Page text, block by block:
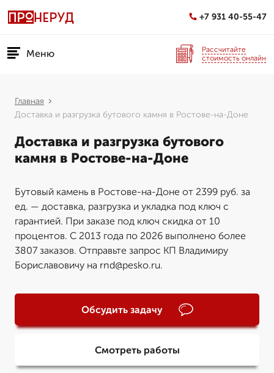
+7 931 40-55-47
Меню
Рассчитайте
стоимость онлайн
Главная
Доставка и разгрузка бутового камня в Ростове-на-Доне
Доставка и разгрузка бутового
камня в Ростове-на-Доне
Бутовый камень в Ростове-на-Доне от 2399 руб. за
ед. — доставка, разгрузка и укладка под ключ с
гарантией. При заказе под ключ скидка от 10
процентов. С 2013 года по 2026 выполнено более
3807 заказов. Отправьте запрос КП Владимиру
Бориславовичу на rnd@pesko.ru.
Обсудить задачу
Смотреть работы